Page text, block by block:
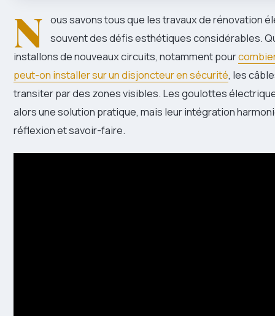
N ous savons tous que les travaux de rénovation
souvent des défis esthétiques considérables.
installons de nouveaux circuits, notamment pour
peut-on installer sur un disjoncteur en sécurité, les
transiter par des zones visibles. Les goulottes
alors une solution pratique, mais leur intégration
réflexion et savoir-faire.